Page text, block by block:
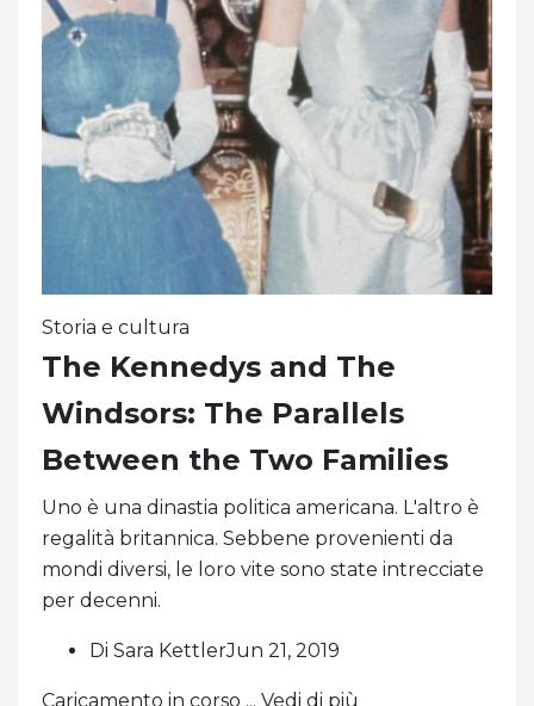
Storia e cultura
The Kennedys and The
Windsors: The Parallels
Between the Two Families
Uno è una dinastia politica americana. L'altro è
regalità britannica. Sebbene provenienti da
mondi diversi, le loro vite sono state intrecciate
per decenni.
Di Sara KettlerJun 21, 2019
Caricamento in corso ... Vedi di più